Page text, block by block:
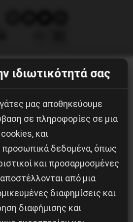
Πλατείας
ιδιωτικότητά σας
μας αποθηκεύουμε
σε πληροφορίες σε μια
και
προσωπικά δεδομένα, όπως
και προσαρμοσμένες
από μια
διαφημίσεις και
διαφήμισης και